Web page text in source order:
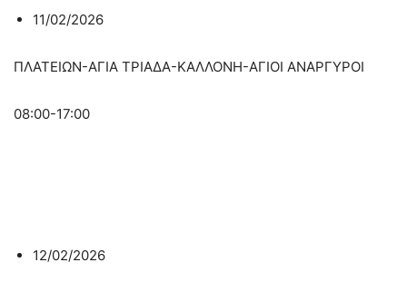
11/02/2026
ΠΛΑΤΕΙΩΝ-ΑΓΙΑ ΤΡΙΑΔΑ-ΚΑΛΛΟΝΗ-ΑΓΙΟΙ ΑΝΑΡΓΥΡΟΙ
08:00-17:00
12/02/2026